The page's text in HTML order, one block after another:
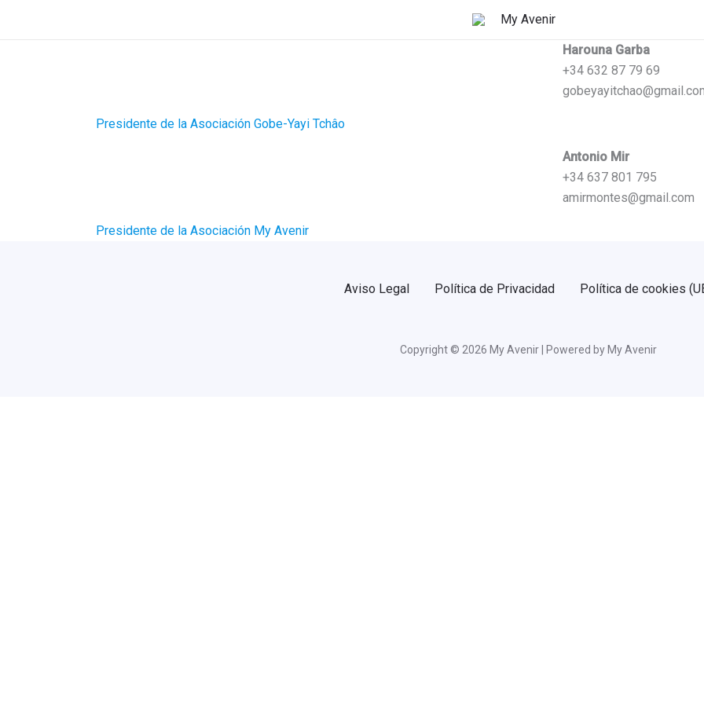
Harouna Garba
+34 632 87 79 69
Presidente de la Asociación Gobe-Yayi Tchâo
Antonio Mir
+34 637 801 795
amirmontes@gmail.com
Presidente de la Asociación My Avenir
Aviso Legal Política de Privacidad Política de cookies
Copyright © 2026 My Avenir | Powered by My Avenir